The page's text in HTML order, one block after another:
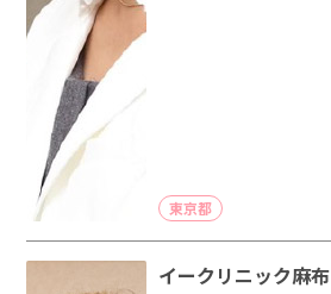
東京都
イークリニック麻布